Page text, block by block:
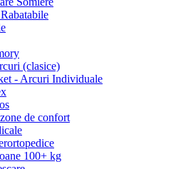
(clasice)
- Arcuri Individuale
de confort
100+ kg